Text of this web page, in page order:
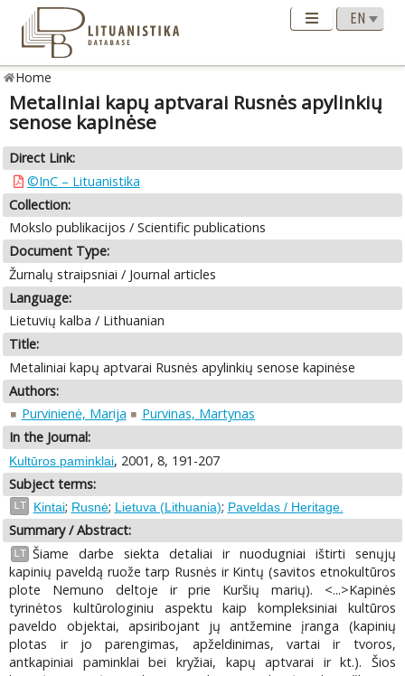
Home
Metaliniai kapų aptvarai Rusnės apylinkių
senose kapinėse
Direct Link:
©InC – Lituanistika
Collection:
Mokslo publikacijos / Scientific publications
Document Type:
Žurnalų straipsniai / Journal articles
Language:
Lietuvių kalba / Lithuanian
Title:
Metaliniai kapų aptvarai Rusnės apylinkių senose kapinėse
Authors:
Purvinienė, Marija
Purvinas, Martynas
In the Journal:
Kultūros paminklai, 2001, 8, 191-207
Subject terms:
LT Kintai; Rusnė; Lietuva (Lithuania); Paveldas / Heritage.
Summary / Abstract:
LT Šiame darbe siekta detaliai ir nuodugniai ištirti senųjų
kapinių paveldą ruože tarp Rusnės ir Kintų (savitos etnokultūros
plote Nemuno deltoje ir prie Kuršių marių). <...>Kapinės
tyrinėtos kultūrologiniu aspektu kaip kompleksiniai kultūros
paveldo objektai, apsiribojant jų antžemine įranga (kapinių
plotas ir jo parengimas, apželdinimas, vartai ir tvoros,
antkapiniai paminklai bei kryžiai, kapų aptvarai ir kt.). Šios